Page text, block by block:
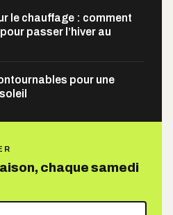
le chauffage : comment
passer l’hiver au
pour une
chaque samedi